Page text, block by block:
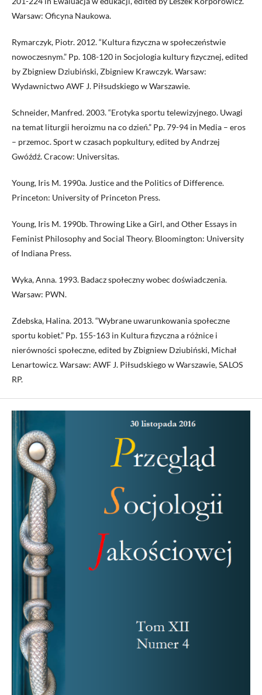
Warsaw: Oficyna Naukowa.
Rymarczyk, Piotr. 2012. “Kultura fizyczna w społeczeństwie
nowoczesnym.” Pp. 108-120 in Socjologia kultury fizycznej, edited
by Zbigniew Dziubiński, Zbigniew Krawczyk. Warsaw:
Wydawnictwo AWF J. Piłsudskiego w Warszawie.
Schneider, Manfred. 2003. “Erotyka sportu telewizyjnego. Uwagi
na temat liturgii heroizmu na co dzień.” Pp. 79-94 in Media – eros
– przemoc. Sport w czasach popkultury, edited by Andrzej
Gwóźdź. Cracow: Universitas.
Young, Iris M. 1990a. Justice and the Politics of Difference.
Princeton: University of Princeton Press.
Young, Iris M. 1990b. Throwing Like a Girl, and Other Essays in
Feminist Philosophy and Social Theory. Bloomington: University
of Indiana Press.
Wyka, Anna. 1993. Badacz społeczny wobec doświadczenia.
Warsaw: PWN.
Zdebska, Halina. 2013. “Wybrane uwarunkowania społeczne
sportu kobiet.” Pp. 155-163 in Kultura fizyczna a różnice i
nierówności społeczne, edited by Zbigniew Dziubiński, Michał
Lenartowicz. Warsaw: AWF J. Piłsudskiego w Warszawie, SALOS
RP.